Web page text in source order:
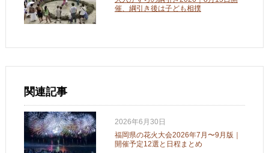
催、綱引き後は子ども相撲
関連記事
2026年6月30日
福岡県の花火大会2026年7月〜9月版｜
開催予定12選と日程まとめ